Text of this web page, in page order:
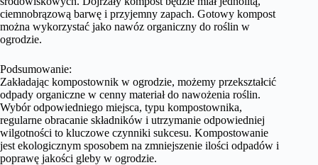
ciemnobrązową barwę i przyjemny zapach. Gotowy kompost
można wykorzystać jako nawóz organiczny do roślin w
ogrodzie.
Podsumowanie:
Zakładając kompostownik w ogrodzie, możemy przekształcić
odpady organiczne w cenny materiał do nawożenia roślin.
Wybór odpowiedniego miejsca, typu kompostownika,
regularne obracanie składników i utrzymanie odpowiedniej
wilgotności to kluczowe czynniki sukcesu. Kompostowanie
jest ekologicznym sposobem na zmniejszenie ilości odpadów i
poprawę jakości gleby w ogrodzie.